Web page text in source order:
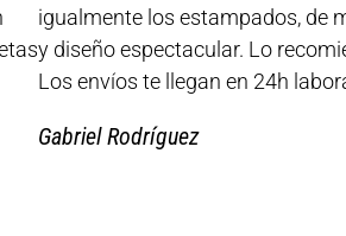
igualmente los estampados, de
y diseño espectacular. Lo
Los envíos te llegan en 24h
Gabriel Rodríguez